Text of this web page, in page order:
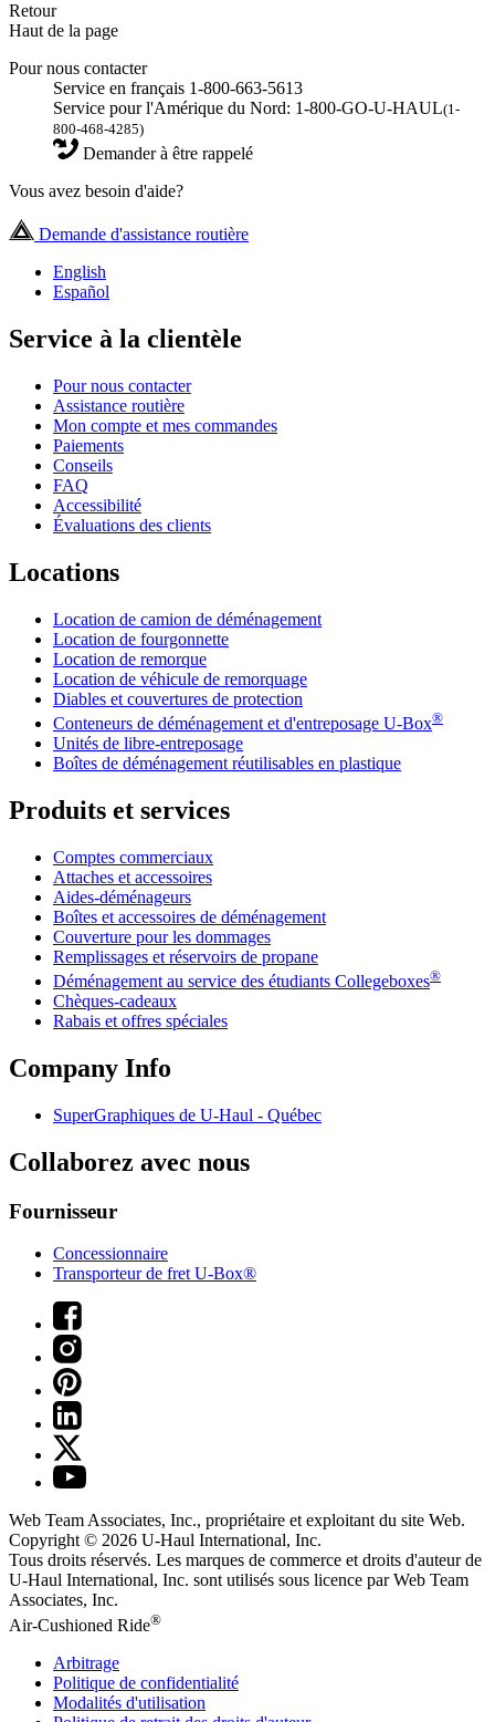
Retour
Haut de la page
Pour nous contacter
Service en français 1-800-663-5613
Service pour l'Amérique du Nord: 1-800-GO-U-HAUL(1-
800-468-4285)
Demander à être rappelé
Vous avez besoin d'aide?
Demande d'assistance routière
English
Español
Service à la clientèle
Pour nous contacter
Assistance routière
Mon compte et mes commandes
Paiements
Conseils
FAQ
Accessibilité
Évaluations des clients
Locations
Location de camion de déménagement
Location de fourgonnette
Location de remorque
Location de véhicule de remorquage
Diables et couvertures de protection
Conteneurs de déménagement et d'entreposage U-Box®
Unités de libre-entreposage
Boîtes de déménagement réutilisables en plastique
Produits et services
Comptes commerciaux
Attaches et accessoires
Aides-déménageurs
Boîtes et accessoires de déménagement
Couverture pour les dommages
Remplissages et réservoirs de propane
Déménagement au service des étudiants Collegeboxes®
Chèques-cadeaux
Rabais et offres spéciales
Company Info
SuperGraphiques de U-Haul - Québec
Collaborez avec nous
Fournisseur
Concessionnaire
Transporteur de fret U-Box®
Web Team Associates, Inc., propriétaire et exploitant du site Web.
Copyright © 2026 U-Haul International, Inc.
Tous droits réservés. Les marques de commerce et droits d'auteur de
U-Haul International, Inc. sont utilisés sous licence par Web Team
Associates, Inc.
Air-Cushioned Ride®
Arbitrage
Politique de confidentialité
Modalités d'utilisation